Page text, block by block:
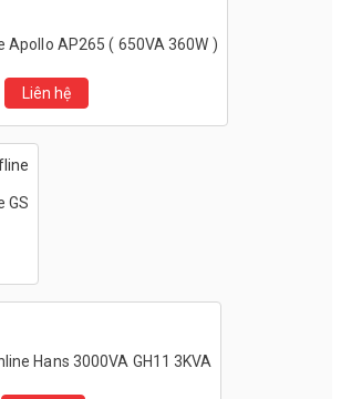
Apollo AP265 ( 650VA 360W )
Liên hệ
GS
Hans 3000VA GH11 3KVA